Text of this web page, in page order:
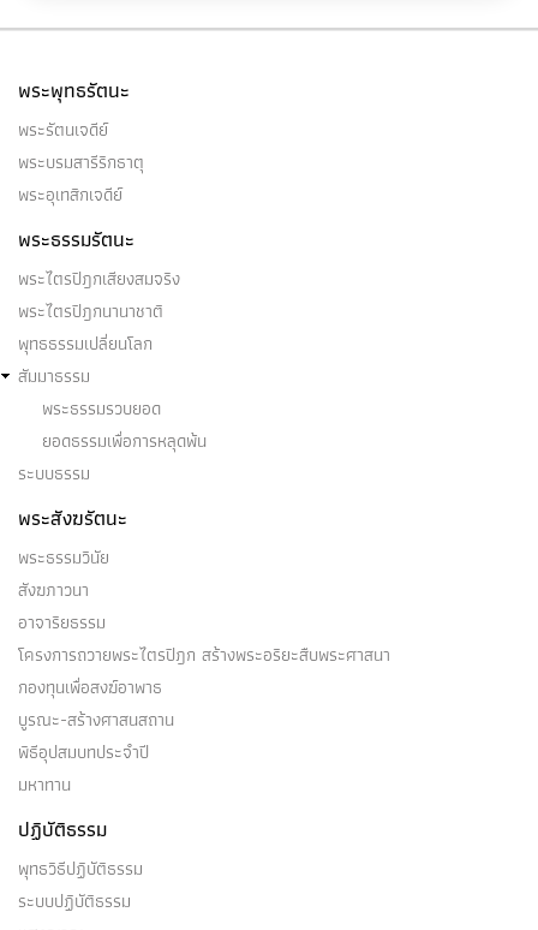
พระพุทธรัตนะ
พระรัตนเจดีย์
พระบรมสารีริกธาตุ
พระอุเทสิกเจดีย์
พระธรรมรัตนะ
พระไตรปิฎกเสียงสมจริง
พระไตรปิฎกนานาชาติ
พุทธธรรมเปลี่ยนโลก
สัมมาธรรม
พระธรรมรวบยอด
ยอดธรรมเพื่อการหลุดพ้น
ระบบธรรม
พระสังฆรัตนะ
พระธรรมวินัย
สังฆภาวนา
อาจาริยธรรม
โครงการถวายพระไตรปิฎก สร้างพระอริยะสืบพระศาสนา
กองทุนเพื่อสงฆ์อาพาธ
บูรณะ-สร้างศาสนสถาน
พิธีอุปสมบทประจำปี
มหาทาน
ปฏิบัติธรรม
พุทธวิธีปฏิบัติธรรม
ระบบปฏิบัติธรรม